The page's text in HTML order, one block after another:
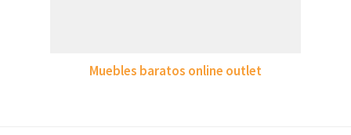
Muebles baratos online outlet